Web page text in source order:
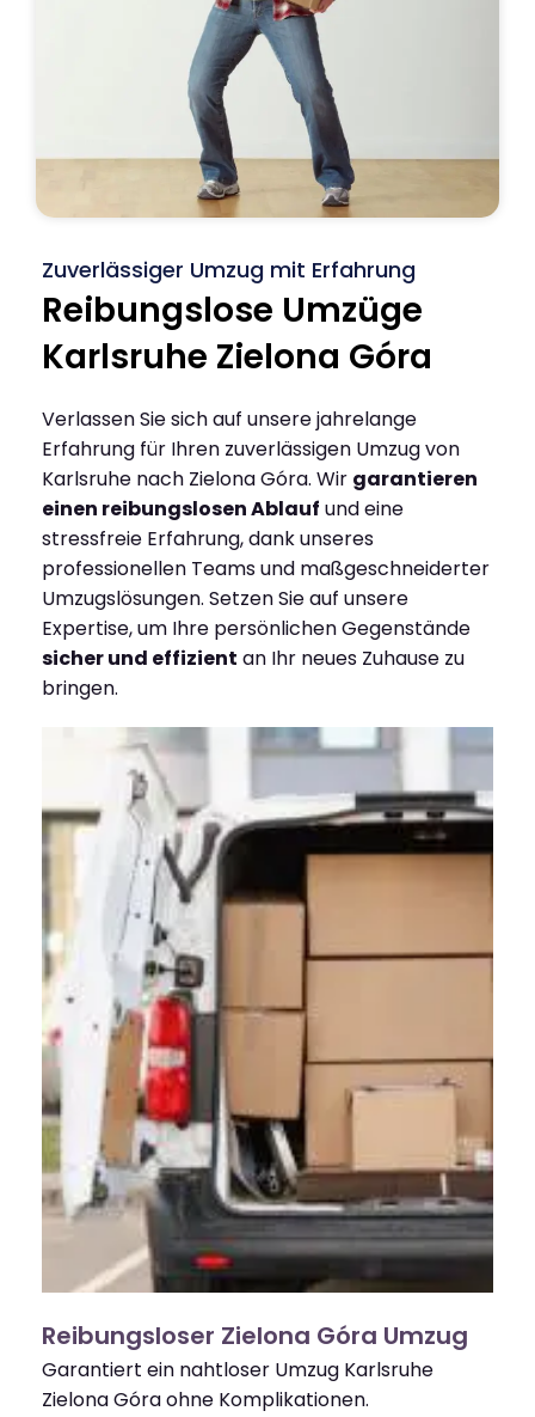
Zuverlässiger Umzug mit Erfahrung
Reibungslose Umzüge
Karlsruhe Zielona Góra
Verlassen Sie sich auf unsere jahrelange
Erfahrung für Ihren zuverlässigen Umzug von
Karlsruhe nach Zielona Góra. Wir garantieren
einen reibungslosen Ablauf und eine
stressfreie Erfahrung, dank unseres
professionellen Teams und maßgeschneiderter
Umzugslösungen. Setzen Sie auf unsere
Expertise, um Ihre persönlichen Gegenstände
sicher und effizient an Ihr neues Zuhause zu
bringen.
Reibungsloser Zielona Góra Umzug
Garantiert ein nahtloser Umzug Karlsruhe
Zielona Góra ohne Komplikationen.